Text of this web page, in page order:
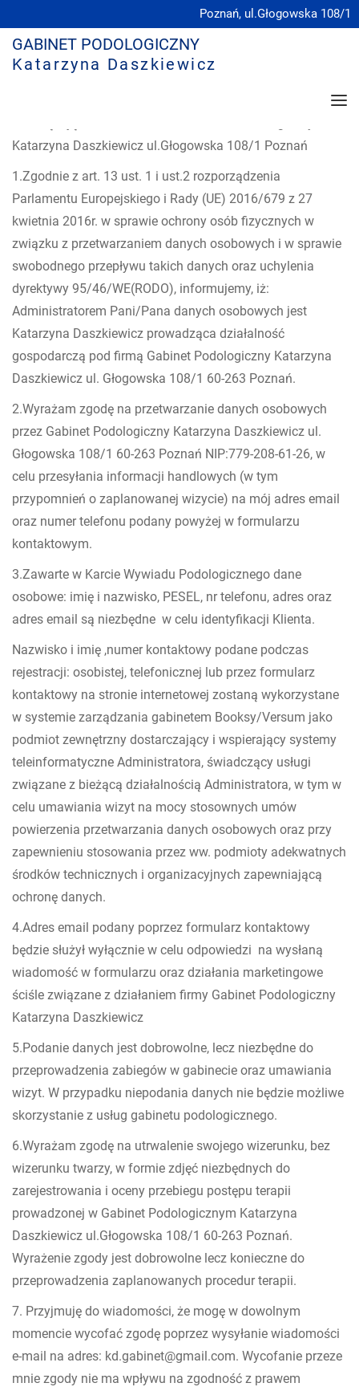
Poznań, ul.Głogowska 108/1
GABINET PODOLOGICZNY
Katarzyna Daszkiewicz
STRONA GŁÓWNA
O NAS
USŁUGI
DLA KLIENTA
Klauzula informacyjna o przetwarzaniu danych osobowych
Katarzyna Daszkiewicz ul.Głogowska 108/1 Poznań
1.Zgodnie z art. 13 ust. 1 i ust.2 rozporządzenia
Parlamentu Europejskiego i Rady (UE) 2016/679 z 27
kwietnia 2016r. w sprawie ochrony osób fizycznych w
związku z przetwarzaniem danych osobowych i w sprawie
swobodnego przepływu takich danych oraz uchylenia
dyrektywy 95/46/WE(RODO), informujemy, iż:
Administratorem Pani/Pana danych osobowych jest
Katarzyna Daszkiewicz prowadząca działalność
gospodarczą pod firmą Gabinet Podologiczny Katarzyna
Daszkiewicz ul. Głogowska 108/1 60-263 Poznań.
2.Wyrażam zgodę na przetwarzanie danych osobowych
przez Gabinet Podologiczny Katarzyna Daszkiewicz ul.
Głogowska 108/1 60-263 Poznań NIP:779-208-61-26, w
celu przesyłania informacji handlowych (w tym
przypomnień o zaplanowanej wizycie) na mój adres email
oraz numer telefonu podany powyżej w formularzu
kontaktowym.
3.Zawarte w Karcie Wywiadu Podologicznego dane
osobowe: imię i nazwisko, PESEL, nr telefonu, adres oraz
adres email są niezbędne w celu identyfikacji Klienta.
Nazwisko i imię ,numer kontaktowy podane podczas
rejestracji: osobistej, telefonicznej lub przez formularz
kontaktowy na stronie internetowej zostaną wykorzystane
w systemie zarządzania gabinetem Booksy/Versum jako
podmiot zewnętrzny dostarczający i wspierający systemy
teleinformatyczne Administratora, świadczący usługi
związane z bieżącą działalnością Administratora, w tym w
celu umawiania wizyt na mocy stosownych umów
powierzenia przetwarzania danych osobowych oraz przy
zapewnieniu stosowania przez ww. podmioty adekwatnych
środków technicznych i organizacyjnych zapewniającą
ochronę danych.
4.Adres email podany poprzez formularz kontaktowy
będzie służył wyłącznie w celu odpowiedzi na wysłaną
wiadomość w formularzu oraz działania marketingowe
ściśle związane z działaniem firmy Gabinet Podologiczny
Katarzyna Daszkiewicz
5.Podanie danych jest dobrowolne, lecz niezbędne do
przeprowadzenia zabiegów w gabinecie oraz umawiania
wizyt. W przypadku niepodania danych nie będzie możliwe
skorzystanie z usług gabinetu podologicznego.
6.Wyrażam zgodę na utrwalenie swojego wizerunku, bez
wizerunku twarzy, w formie zdjęć niezbędnych do
zarejestrowania i oceny przebiegu postępu terapii
prowadzonej w Gabinet Podologicznym Katarzyna
Daszkiewicz ul.Głogowska 108/1 60-263 Poznań.
Wyrażenie zgody jest dobrowolne lecz konieczne do
przeprowadzenia zaplanowanych procedur terapii.
7. Przyjmuję do wiadomości, że mogę w dowolnym
momencie wycofać zgodę poprzez wysyłanie wiadomości
e-mail na adres: kd.gabinet@gmail.com. Wycofanie przeze
mnie zgody nie ma wpływu na zgodność z prawem